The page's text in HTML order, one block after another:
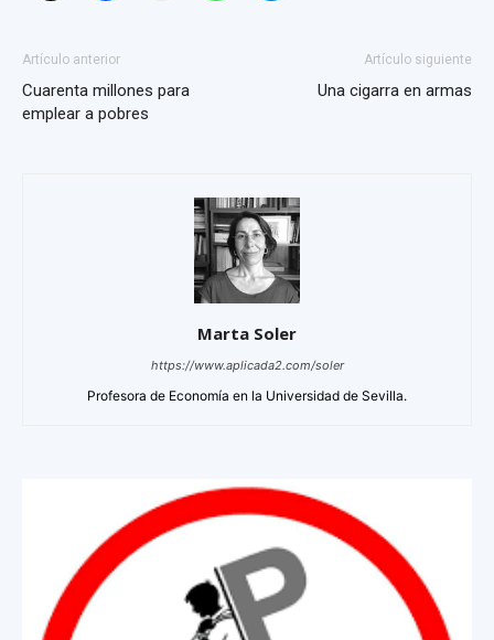
Artículo anterior
Cuarenta millones para
emplear a pobres
Artículo siguiente
Una cigarra en armas
Marta Soler
https://www.aplicada2.com/soler
Profesora de Economía en la Universidad de Sevilla.